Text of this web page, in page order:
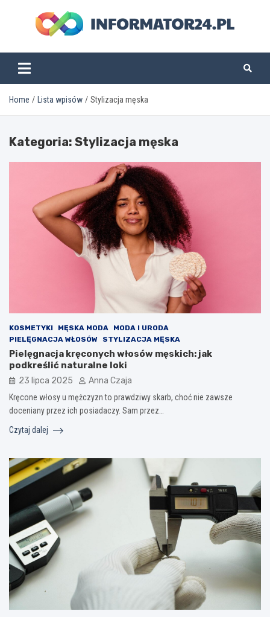
informator24.pl
Home Lista wpisów Stylizacja męska
Kategoria: Stylizacja męska
KOSMETYKI MĘSKA MODA
MODA I URODA
PIELĘGNACJA WŁOSÓW
STYLIZACJA MĘSKA
Pielęgnacja kręconych włosów męskich: jak
podkreślić naturalne loki
23 lipca 2025 Anna Czaja
Kręcone włosy u mężczyzn to prawdziwy skarb, choć nie zawsze
doceniany przez ich posiadaczy. Sam przez…
Czytaj dalej